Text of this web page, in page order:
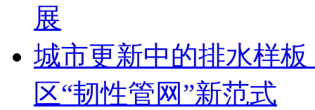
展
城市更新中的排水样
区“韧性管网”新范式